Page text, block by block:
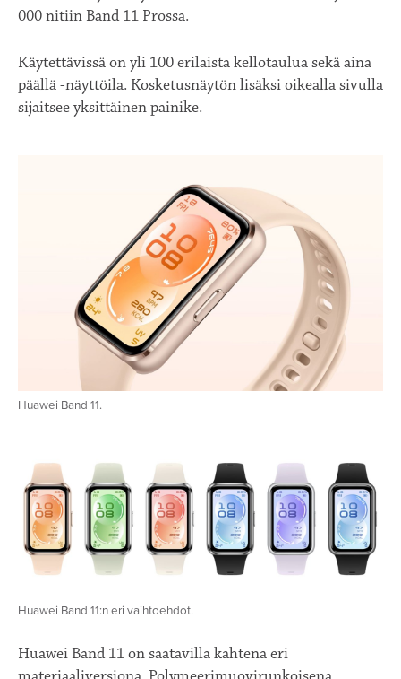
000 nitiin Band 11 Prossa.
Käytettävissä on yli 100 erilaista kellotaulua sekä aina
päällä -näyttöila. Kosketusnäytön lisäksi oikealla sivulla
sijaitsee yksittäinen painike.
Huawei Band 11.
Huawei Band 11:n eri vaihtoehdot.
Huawei Band 11 on saatavilla kahtena eri